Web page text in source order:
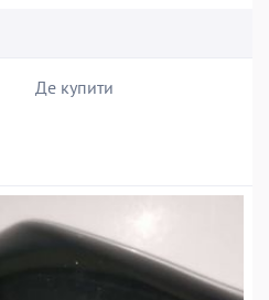
Де купити